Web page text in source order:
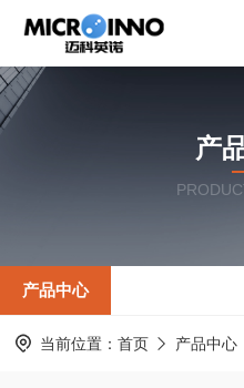
产
产品中心
当前位置： 首页 产品中心